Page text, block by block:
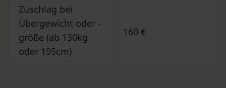
Zuschlag bei
Übergewicht oder -
größe (ab 130kg
oder 195cm)
160 €